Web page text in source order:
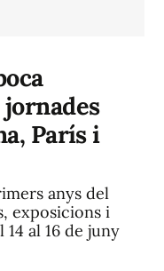
París i
anys del
exposicions i
al 16 de juny